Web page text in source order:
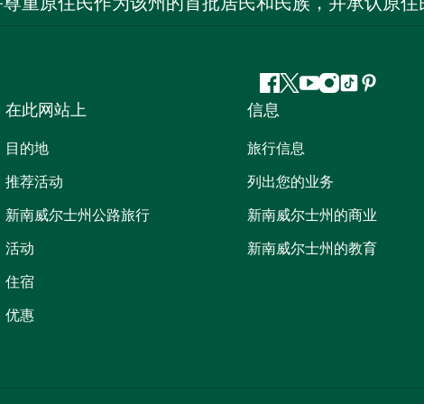
Facebook
叽
喳
喳
YouTube
Instagram
抖 Pinterest
在此网站上
目的地
推荐活动
新南威尔士州公路旅行
活动
住宿
优惠
信息
旅行信息
列出您的业务
新南威尔士州的商业
新南威尔士州的教育